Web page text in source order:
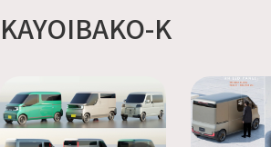
KAYOIBAKO-K